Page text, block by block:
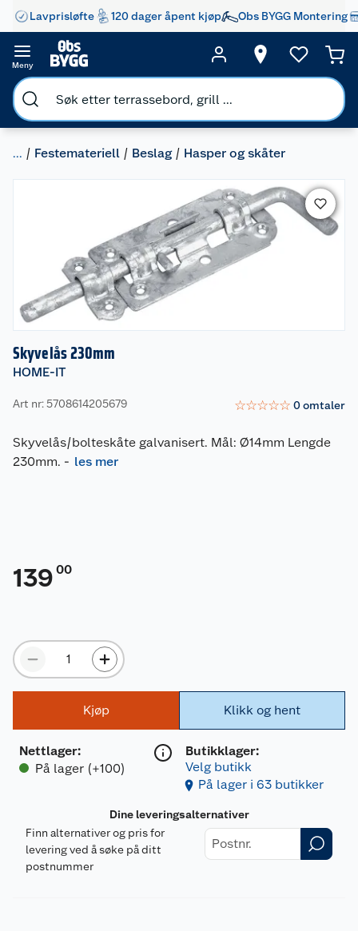
Lavprisløfte 120 dager åpent kjøp Obs BYGG Montering
Meny
... Festemateriell Beslag Hasper og skåter
Skyvelås 230mm
HOME-IT
Art nr: 5708614205679 ☆☆☆☆☆ 0omtaler
Skyvelås/bolteskåte galvanisert. Mål: Ø14mm Lengde
230mm. - les mer
139 00
Kjøp
Nettlager:
På lager (+100)
Klikk og hent
Butikklager:
Velg butikk
På lager i 63 butikker
Dine leveringsalternativer
Finn alternativer og pris for
levering ved å søke på ditt
postnummer